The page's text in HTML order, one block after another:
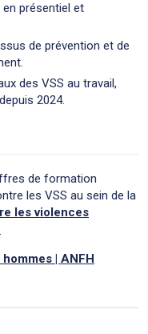
présentiel et
de prévention et de
des VSS au travail,
2024.
de formation
les VSS au sein de la
les violences
| ANFH